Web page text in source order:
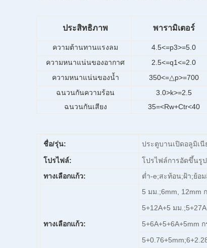
ประสิทธิภาพ พารามิเตอร์
ความต้านทานแรงลม 4.5<=p3>=5.0
ความหนาแน่นของอากาศ
2.5<=q1<=2.0
ความหนาแน่นของน้ำ
350<=△p>=700
ฉนวนกันความร้อน
3.0>k>=2.5
ฉนวนกันเสียง
35=<Rw+Ctr<40
ชื่อ/รุ่น: ประตูบานเปิดอลูมิเ
โปรไฟล์:
โปรไฟล์การอัดขึ้นรู
ทางเลือกแก้ว:
ต่ำ-e;สะท้อน;ฝ้า;ย้อ
ทางเลือกแก้ว:
5 มม.;6mm, 12mm
5+12A+5 มม
5+6A+5+6A+5mm